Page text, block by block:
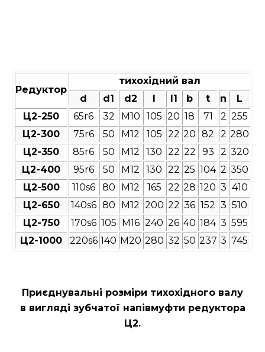
Редуктор
тихохідний вал
d
d1 d2 l1 b t n
L
Ц2-250
65r6 32 М10 105 20 18 71 2 255
Ц2-300
75r6 50 М12 105 22 20 82 2 280
Ц2-350
85r6 50 М12 130 22 22 93 2 320
Ц2-400
95r6 50 М12 130 22 25 104 2 350
Ц2-500
110s6 80 М12 165 22 28 120 3 410
Ц2-650
140s6 80 М12 200 22 36 152 3 510
Ц2-750
170s6 105 М16 240 26 40 184 3 595
Ц2-1000
220s6 140 М20 280 32 50 237 3 745
Приєднувальні розміри тихохідного валу
в вигляді зубчатої напівмуфти редуктора
Ц2.